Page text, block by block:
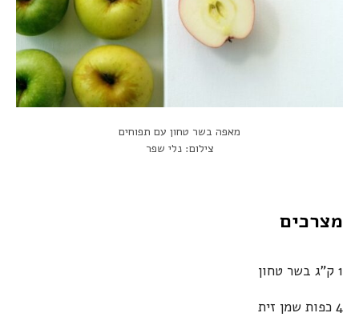
מאפה בשר טחון עם תפוחים
צילום: נלי שפר
מצרכים
1 ק"ג בשר טחון
4 כפות שמן זית